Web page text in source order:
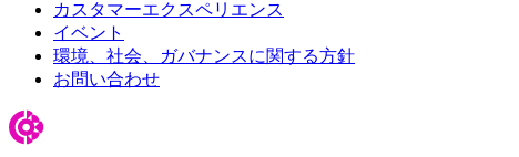
カスタマーエクスペリエンス
イベント
環境、社会、ガバナンスに関する方針
お問い合わせ